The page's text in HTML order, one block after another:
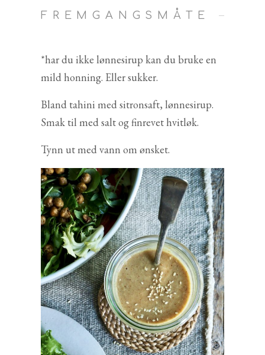
FREMGANGSMÅTE
*har du ikke lønnesirup kan du bruke en
mild honning. Eller sukker.
Bland tahini med sitronsaft, lønnesirup.
Smak til med salt og finrevet hvitløk.
Tynn ut med vann om ønsket.